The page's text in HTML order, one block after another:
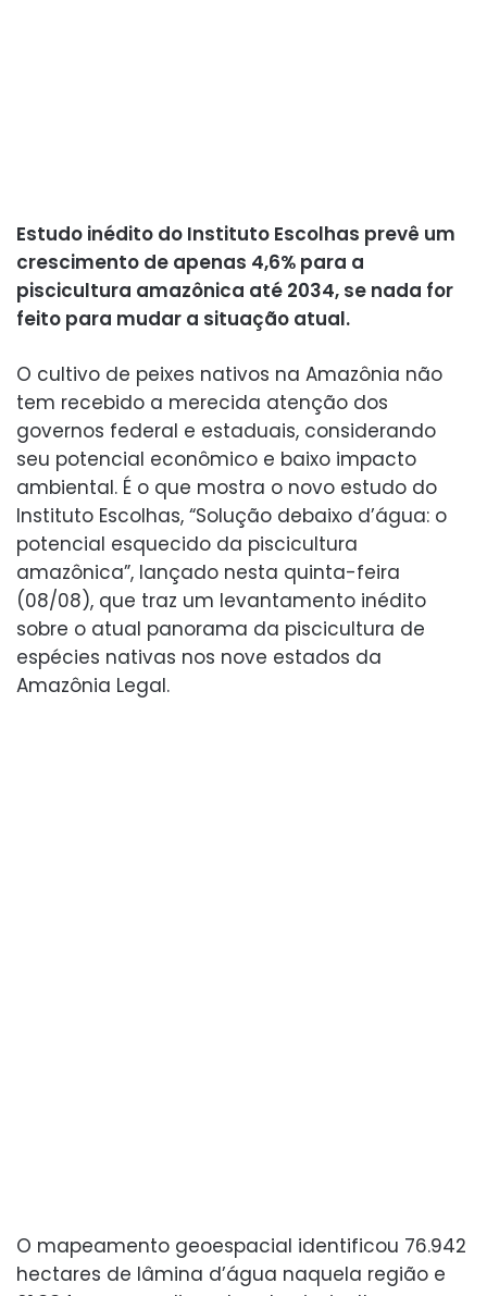
Estudo inédito do Instituto Escolhas prevê um
crescimento de apenas 4,6% para a
piscicultura amazônica até 2034, se nada for
feito para mudar a situação atual.
O cultivo de peixes nativos na Amazônia não
tem recebido a merecida atenção dos
governos federal e estaduais, considerando
seu potencial econômico e baixo impacto
ambiental. É o que mostra o novo estudo do
Instituto Escolhas, “Solução debaixo d’água: o
potencial esquecido da piscicultura
amazônica”, lançado nesta quinta-feira
(08/08), que traz um levantamento inédito
sobre o atual panorama da piscicultura de
espécies nativas nos nove estados da
Amazônia Legal.
O mapeamento geoespacial identificou 76.942
hectares de lâmina d’água naquela região e